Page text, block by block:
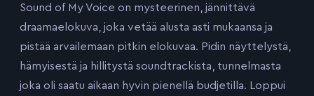
Sound of My Voice on mysteerinen, jännittävä
draamaelokuva, joka vetää alusta asti mukaansa ja
pistää arvailemaan pitkin elokuvaa. Pidin näyttelystä,
hämyisestä ja hillitystä soundtrackista, tunnelmasta
joka oli saatu aikaan hyvin pienellä budjetilla. Loppui